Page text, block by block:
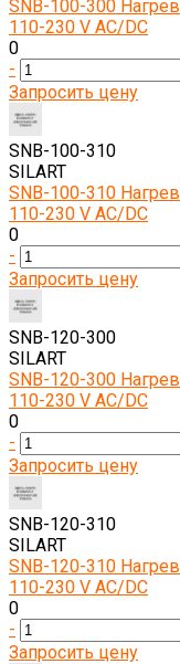
SNB-100-300
110-230 V AC/DC
0
-
Запросить цену
SNB-100-310
SILART
SNB-100-310
110-230 V AC/DC
0
-
Запросить цену
SNB-120-300
SILART
SNB-120-300
110-230 V AC/DC
0
-
Запросить цену
SNB-120-310
SILART
SNB-120-310
110-230 V AC/DC
0
-
Запросить цену